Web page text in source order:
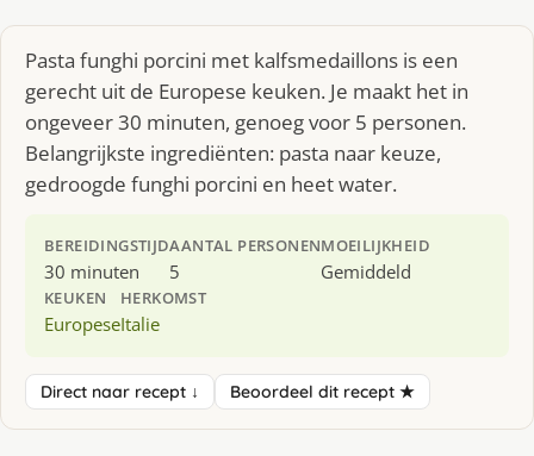
Pasta funghi porcini met kalfsmedaillons is een
gerecht uit de Europese keuken. Je maakt het in
ongeveer 30 minuten, genoeg voor 5 personen.
Belangrijkste ingrediënten: pasta naar keuze,
gedroogde funghi porcini en heet water.
BEREIDINGSTIJD
30 minuten
AANTAL PERSONEN
5
MOEILIJKHEID
Gemiddeld
KEUKEN
Europese
HERKOMST
Italie
Direct naar recept ↓ Beoordeel dit recept ★